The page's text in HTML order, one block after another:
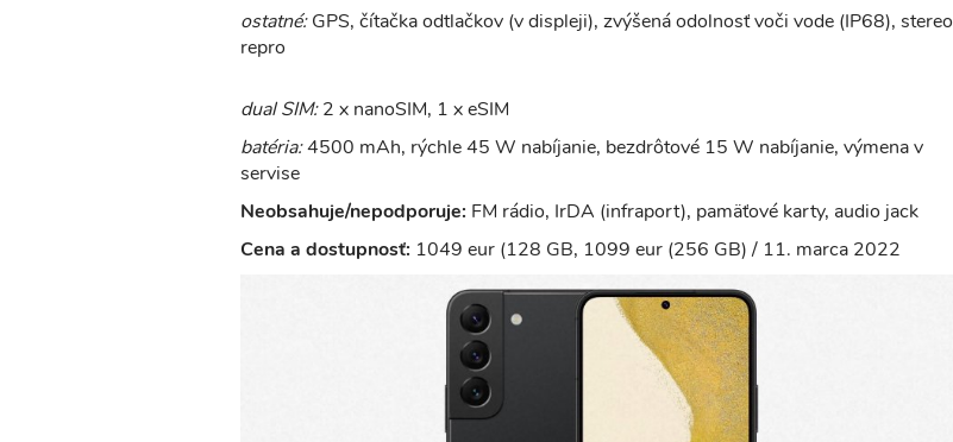
ostatné:GPS, čítačka odtlačkov (v displeji), zvýšená odolnosť voči vode (IP68), stereo
repro
dual SIM:2 x nanoSIM, 1 x eSIM
batéria:4500 mAh, rýchle 45 W nabíjanie, bezdrôtové 15 W nabíjanie, výmena v
servise
Neobsahuje/nepodporuje: FM rádio, IrDA (infraport), pamäťové karty, audio jack
Cena a dostupnosť: 1049 eur (128 GB, 1099 eur (256 GB) / 11. marca 2022